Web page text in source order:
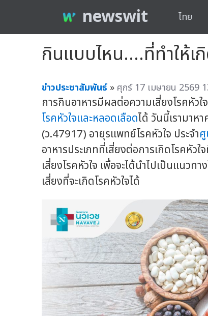
newswit ไทย
กินแบบไหน....ที่ทำให้เ
ข่าวประชาสัมพันธ์ » ศุกร์ 17 เมษายน 2569
การกินอาหารมีผลต่อความเสี่ยงโรคหัว
โรคหัวใจและหลอดเลือดได้ วันนี้เรามาห
(ว.47917) อายุรแพทย์โรคหัวใจ ประจำ
อาหารประเภทที่เสี่ยงต่อการเกิดโรคหั
เสี่ยงโรคหัวใจ เพื่อจะได้นำไปเป็นแนว
เสี่ยงที่จะเกิดโรคหัวใจได้